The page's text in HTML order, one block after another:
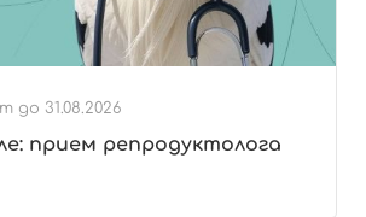
до 31.08.2026
прием репродуктолога